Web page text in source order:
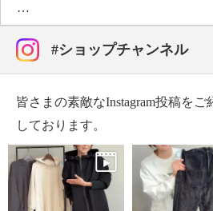
・裏地：ナイロン１００％
・詰物ポリエステル１００％
【メンテナンス（絵表示ラベル）
・洗濯機・手洗い：不可
・タンブル乾燥：不可
・アイロン仕上げ：不可
・ドライクリーニング：石油系ド
・ウエットクリーニング：不可
【メンテナンス（ケアラベル）】
・長時間照射による変退色注意
#ショップチャンネル
皆さまの素敵なInstagram投稿を
しております。